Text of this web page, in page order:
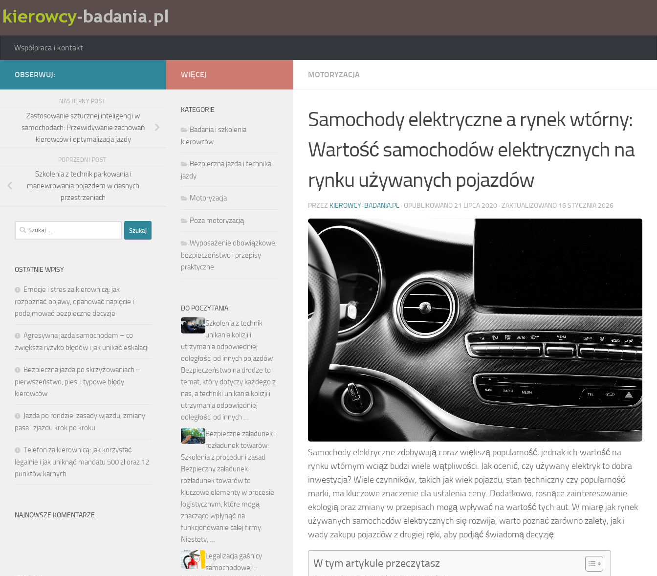
Skip to content
Współpraca i kontakt
MOTORYZACJA
Samochody elektryczne a rynek wtórny:
Wartość samochodów elektrycznych na
rynku używanych pojazdów
PRZEZ KIEROWCY-BADANIA.PL · OPUBLIKOWANO 21 LIPCA 2020 · ZAKTUALIZOWANO 16 STYCZNIA 2026
Samochody elektryczne zdobywają coraz większą popularność, jednak ich wartość na
rynku wtórnym wciąż budzi wiele wątpliwości. Jak ocenić, czy używany elektryk to dobra
inwestycja? Wiele czynników, takich jak wiek pojazdu, stan techniczny czy popularność
marki, ma kluczowe znaczenie dla ustalenia ceny. Dodatkowo, rosnące zainteresowanie
ekologią oraz zmiany w przepisach mogą wpływać na wartość tych aut. W miarę jak rynek
używanych samochodów elektrycznych się rozwija, warto poznać zarówno zalety, jak i
wady zakupu pojazdów z drugiej ręki, aby podjąć świadomą decyzję.
W tym artykule przeczytasz
OBSERWUJ:
NASTĘPNY POST
Zastosowanie sztucznej inteligencji w
samochodach: Przewidywanie zachowań
kierowców i optymalizacja jazdy
POPRZEDNI POST
Szkolenia z technik parkowania i
manewrowania pojazdem w ciasnych
przestrzeniach
Szukaj:
OSTATNIE WPISY
Emocje i stres za kierownicą: jak
rozpoznać objawy, opanować napięcie i
podejmować bezpieczne decyzje
Agresywna jazda samochodem – co
zwiększa ryzyko błędów i jak unikać eskalacji
Bezpieczna jazda po skrzyżowaniach –
pierwszeństwo, piesi i typowe błędy
kierowców
Jazda po rondzie: zasady wjazdu, zmiany
pasa i zjazdu krok po kroku
Telefon za kierownicą: jak korzystać
legalnie i jak uniknąć mandatu 500 zł oraz 12
punktów karnych
NAJNOWSZE KOMENTARZE
WIĘCEJ
KATEGORIE
Badania i szkolenia
kierowców
Bezpieczna jazda i technika
jazdy
Motoryzacja
Poza motoryzacją
Wyposażenie obowiązkowe,
bezpieczeństwo i przepisy
praktyczne
DO POCZYTANIA
Szkolenia z technik
unikania kolizji i
utrzymania odpowiedniej
odległości od innych pojazdów
Bezpieczeństwo na drodze to
temat, który dotyczy każdego z
nas, a techniki unikania kolizji i
utrzymania odpowiedniej
odległości od innych …
Bezpieczne załadunek i
rozładunek towarów:
Szkolenia z procedur i zasad
Bezpieczny załadunek i
rozładunek towarów to
kluczowe elementy w procesie
logistycznym, które mogą
znacząco wpłynąć na
funkcjonowanie całej firmy.
Niestety, …
Legalizacja gaśnicy
samochodowej –